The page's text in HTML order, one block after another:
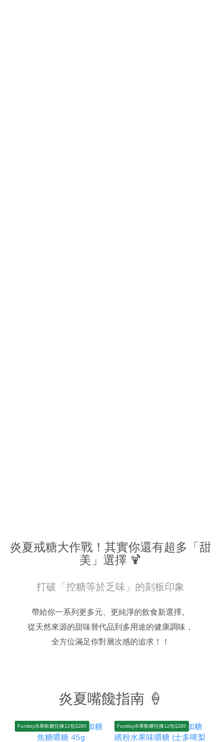
炎夏戒糖大作戰！其實你還有超多「甜
美」選擇 🍹
打破「控糖等於乏味」的刻板印象
帶給你一系列更多元、更純淨的飲食新選擇。
從天然來源的甜味替代品到多用途的健康調味，
全方位滿足你對層次感的追求！！
炎夏嘴饞指南 🍦
Funday水果軟糖任揀12包$289 Funday水果軟糖任揀12包$289